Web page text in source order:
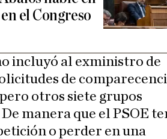
el Congreso
incluyó al exministro de
de
otros siete grupos
manera que el PSOE
o perder en una